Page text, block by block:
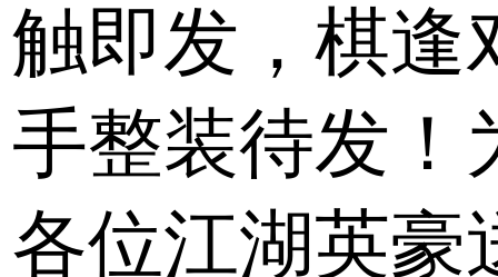
触即发，棋逢
手整装待发！
各位江湖英豪